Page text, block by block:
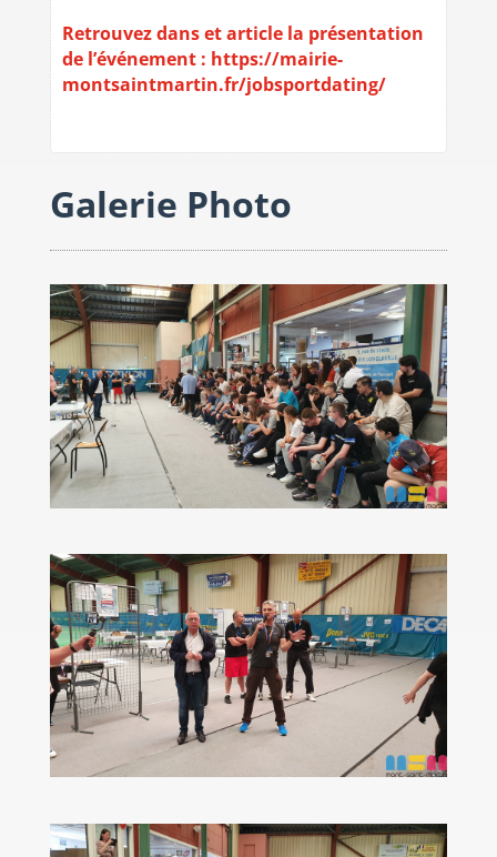
Retrouvez dans et article la présentation
de l’événement : https://mairie-
montsaintmartin.fr/jobsportdating/
Galerie Photo